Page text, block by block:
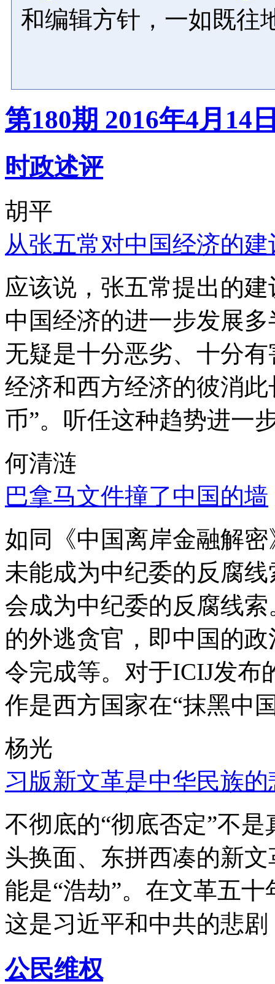
和编辑方针，一如既往
第180期 2016年4月14
时政述评
胡平
从张五常对中国经济的
应该说，张五常提出的
中国经济的进一步发展
无疑是十分恶劣、十分
经济和西方经济的彼消
币”。听任这种趋势进一
何清涟
巴拿马文件撞了中国的墙
如同《中国离岸金融解
未能成为中纪委的反腐
会成为中纪委的反腐线
的外逃贪官，即中国的
令完成等。对于ICIJ发布
作是西方国家在“抹黑中
杨光
习版新文革是中华民族的
不彻底的“彻底否定”不
头换面、东拼西凑的新
能是“浩劫”。在文革五
这是习近平和中共的悲
公民维权